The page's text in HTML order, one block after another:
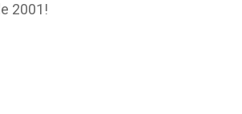
2001!